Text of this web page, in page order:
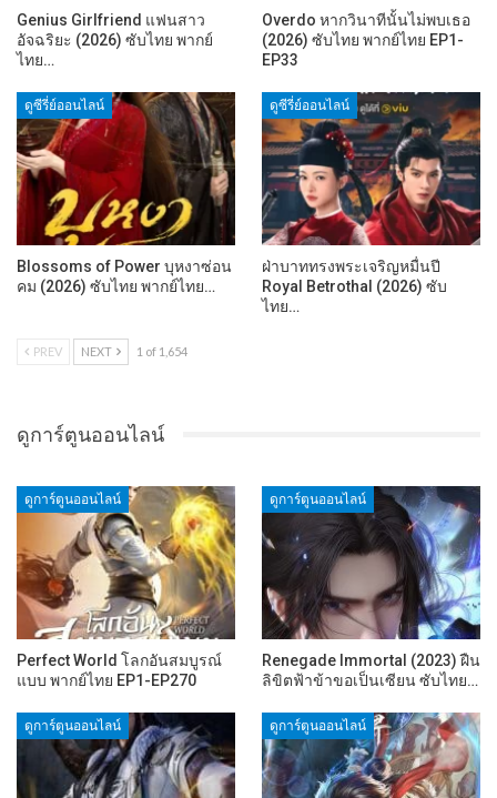
Genius Girlfriend แฟนสาว
อัจฉริยะ (2026) ซับไทย พากย์
ไทย…
Overdo หากวินาทีนั้นไม่พบเธอ
(2026) ซับไทย พากย์ไทย EP1-
EP33
ดูซีรี่ย์ออนไลน์
Blossoms of Power บุหงาซ่อน
คม (2026) ซับไทย พากย์ไทย…
ดูซีรี่ย์ออนไลน์
ฝ่าบาททรงพระเจริญหมื่นปี
Royal Betrothal (2026) ซับ
ไทย…
PREV NEXT 1 of 1,654
ดูการ์ตูนออนไลน์
ดูการ์ตูนออนไลน์
Perfect World โลกอันสมบูรณ์
แบบ พากย์ไทย EP1-EP270
ดูการ์ตูนออนไลน์
Renegade Immortal (2023) ฝืน
ลิขิตฟ้าข้าขอเป็นเซียน ซับไทย…
ดูการ์ตูนออนไลน์ ดูการ์ตูนออนไลน์